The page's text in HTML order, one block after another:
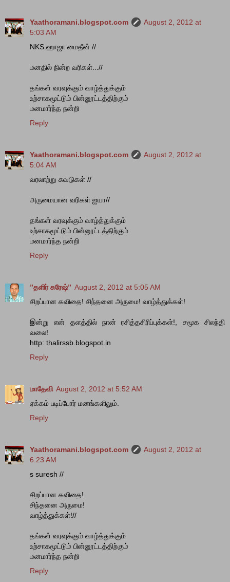
Yaathoramani.blogspot.com
August 2, 2012 at
5:03 AM
NKS.ஹாஜா மைதீன் //
மனதில் நின்ற வரிகள்...//
தங்கள் வரவுக்கும் வாழ்த்துக்கும்
உற்சாகமூட்டும் பின்னூட்டத்திற்கும்
மனமார்ந்த நன்றி
Reply
Yaathoramani.blogspot.com
August 2, 2012 at
5:04 AM
வரலாற்று சுவடுகள் //
அருமையான வரிகள் ஐயா//
தங்கள் வரவுக்கும் வாழ்த்துக்கும்
உற்சாகமூட்டும் பின்னூட்டத்திற்கும்
மனமார்ந்த நன்றி
Reply
”தளிர் சுரேஷ்” August 2, 2012 at 5:05 AM
சிறப்பான கவிதை! சிந்தனை அருமை! வாழ்த்துக்கள்!
இன்று என் தளத்தில் நான் ரசித்தசிரிப்புக்கள்!, சமூக சிலந்தி
வலை!
http: thalirssb.blogspot.in
Reply
மாதேவி August 2, 2012 at 5:52 AM
ஏக்கம் படிப்போர் மனங்களிலும்.
Reply
Yaathoramani.blogspot.com
August 2, 2012 at
6:23 AM
s suresh //
சிறப்பான கவிதை!
சிந்தனை அருமை!
வாழ்த்துக்கள்!//
தங்கள் வரவுக்கும் வாழ்த்துக்கும்
உற்சாகமூட்டும் பின்னூட்டத்திற்கும்
மனமார்ந்த நன்றி
Reply